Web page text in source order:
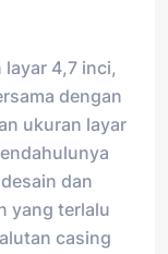
4,7 inci,
dengan
ukuran layar
dan
yang terlalu
casing